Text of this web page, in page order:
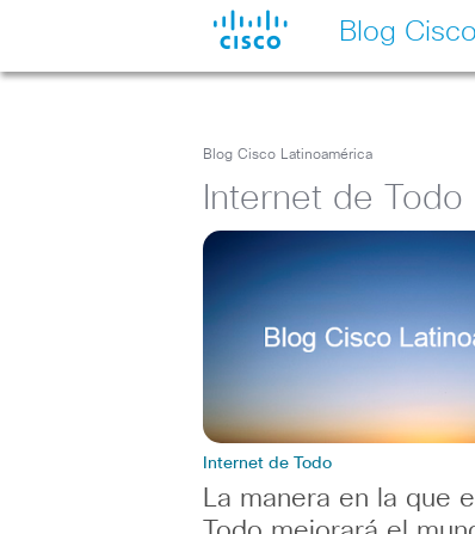
Blog
Blog Cisco Latinoamérica
Internet de Todo
Internet de Todo
La manera en la que